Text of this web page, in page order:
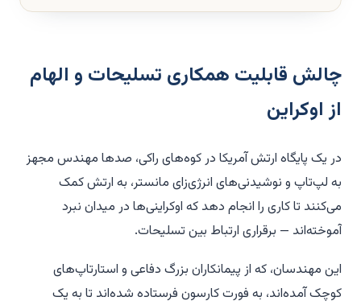
چالش قابلیت همکاری تسلیحات و الهام
از اوکراین
در یک پایگاه ارتش آمریکا در کوه‌های راکی، صدها مهندس مجهز
به لپ‌تاپ و نوشیدنی‌های انرژی‌زای مانستر، به ارتش کمک
می‌کنند تا کاری را انجام دهد که اوکراینی‌ها در میدان نبرد
آموخته‌اند — برقراری ارتباط بین تسلیحات.
این مهندسان، که از پیمانکاران بزرگ دفاعی و استارتاپ‌های
کوچک آمده‌اند، به فورت کارسون فرستاده شده‌اند تا به یک